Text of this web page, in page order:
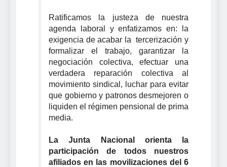
Ratificamos la justeza de nuestra
agenda laboral y enfatizamos en: la
exigencia de acabar la tercerización y
formalizar el trabajo, garantizar la
negociación colectiva, efectuar una
verdadera reparación colectiva al
movimiento sindical, luchar para evitar
que gobierno y patronos desmejoren o
liquiden el régimen pensional de prima
media.
La Junta Nacional orienta la
participación de todos nuestros
afiliados en las movilizaciones del 6